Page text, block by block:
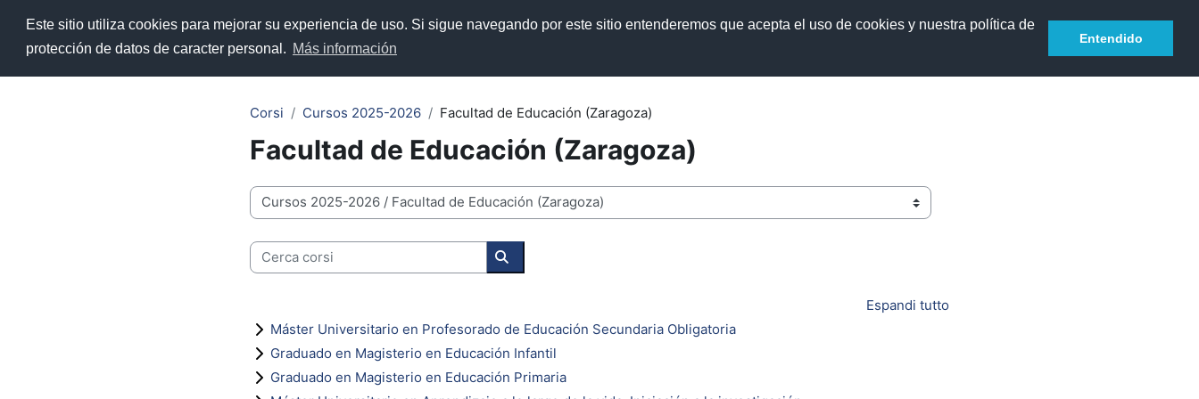
Este sitio utiliza cookies para mejorar su experiencia de uso. Si sigue navegando por este sitio entenderemos que acepta el uso de cookies y nuestra política de
protección de datos de caracter personal. Más información
Entendido
Home
ADD Recursos y manuales Política de privacidad
Corsi Cursos 2025-2026 Facultad de Educación (Zaragoza)
Facultad de Educación (Zaragoza)
Categorie di corso
Cerca corsi
Cerca corsi
Espandi tutto
Máster Universitario en Profesorado de Educación Secundaria Obligatoria
Graduado en Magisterio en Educación Infantil
Graduado en Magisterio en Educación Primaria